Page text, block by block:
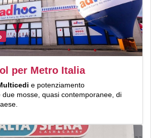
per Metro Italia
e potenziamento
due mosse, quasi contemporanee, di